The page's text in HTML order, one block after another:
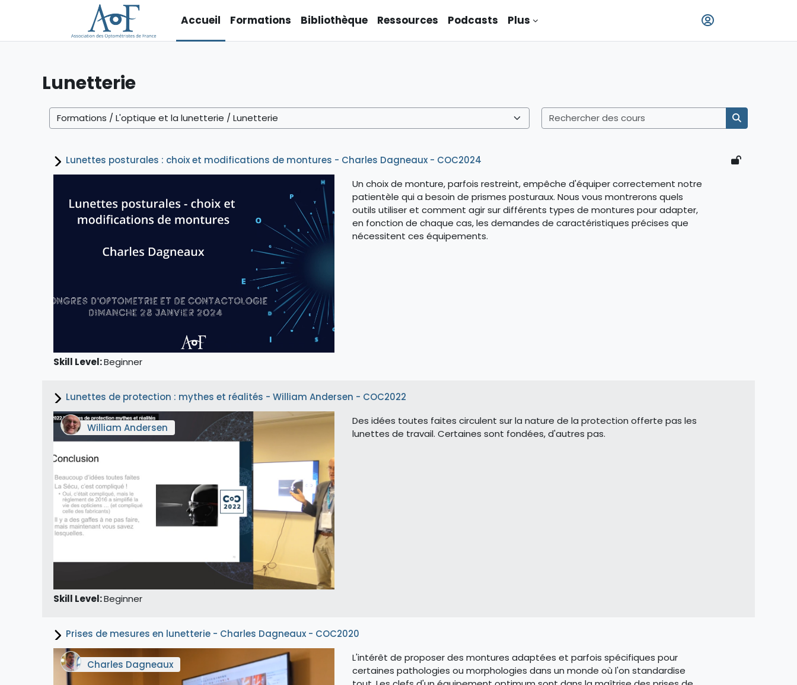
Passer au contenu principal
Accueil Formations Bibliothèque Ressources Podcasts Plus
Lunetterie
Catégories de cours
Rechercher
Rechercher
Lunettes posturales : choix et modifications de montures - Charles Dagneaux - COC2024
Un choix de monture, parfois restreint, empêche d'équiper correctement notre
patientèle qui a besoin de prismes posturaux. Nous vous montrerons quels
outils utiliser et comment agir sur différents types de montures pour adapter,
en fonction de chaque cas, les demandes de caractéristiques précises que
nécessitent ces équipements.
Skill Level:Beginner
Lunettes de protection : mythes et réalités - William Andersen - COC2022
William Andersen
Des idées toutes faites circulent sur la nature de la protection offerte pas les
lunettes de travail. Certaines sont fondées, d'autres pas.
Skill Level:Beginner
Prises de mesures en lunetterie - Charles Dagneaux - COC2020
Charles Dagneaux
L'intérêt de proposer des montures adaptées et parfois spécifiques pour
certaines pathologies ou morphologies dans un monde où l'on standardise